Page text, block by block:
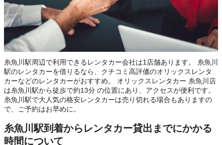
糸魚川駅周辺で利用できるレンタカー会社は1店舗あります。 糸魚川
駅のレンタカーを借りるなら、クチコミ高評価のオリックスレンタ
カーなどのレンタカーがおすすめ。 オリックスレンタカー 糸魚川店
は糸魚川駅から徒歩で約13分 の位置にあり、アクセスが便利です。
糸魚川駅で大人気の格安レンタカーは売り切れる場合もありますの
で、ご予約はお早めに。
糸魚川駅到着からレンタカー貸出までにかかる
時間について